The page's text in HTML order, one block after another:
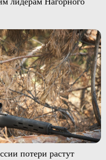
потери растут